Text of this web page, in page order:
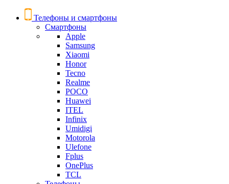
Телефоны и смартфоны
Смартфоны
Apple
Samsung
Xiaomi
Honor
Tecno
Realme
POCO
Huawei
ITEL
Infinix
Umidigi
Motorola
Ulefone
Fplus
OnePlus
TCL